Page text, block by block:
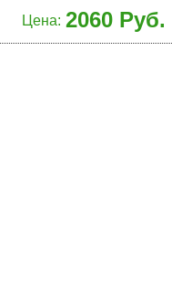
Цена: 2060 Руб.